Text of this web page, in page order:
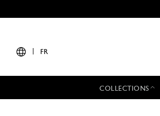
FR
COLLECTIONS